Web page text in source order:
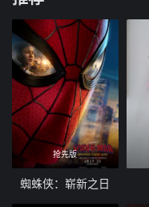
抢先版
蜘蛛侠：崭新之日